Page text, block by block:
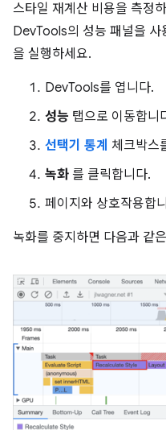
스타일 재계산 비용을 측정
DevTools의 성능 패널을 사
을 실행하세요.
DevTools를 엽니다.
성능 탭으로 이동합니
선택기 통계 체크박스
녹화 를 클릭합니다.
페이지와 상호작용합
녹화를 중지하면 다음과 같